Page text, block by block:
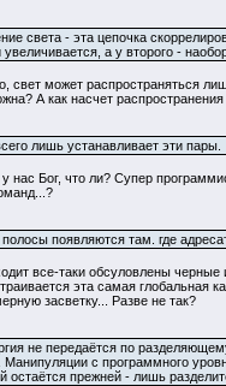
света - эта цепочка
увеличивается, а у второго -
свет может распространяться
А как насчет
лишь устанавливает эти пары.
у нас Бог, что ли? Супер
появляются там. где
все-таки обсуловлены
эта самая
засветку... Разве не так?
не передаётся по
Манипуляции с программного
остаётся прежней - лишь